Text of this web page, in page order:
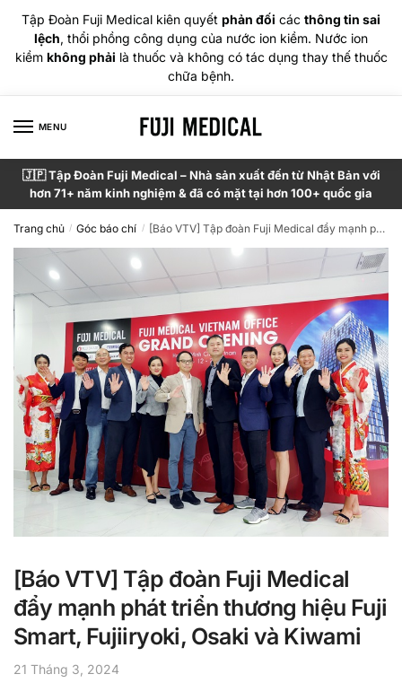
Tập Đoàn Fuji Medical kiên quyết phản đối các thông tin sai
lệch, thổi phồng công dụng của nước ion kiềm. Nước ion
kiềm không phải là thuốc và không có tác dụng thay thế thuốc
chữa bệnh.
MENU
🇯🇵 Tập Đoàn Fuji Medical – Nhà sản xuất đến từ Nhật Bản với
hơn 71+ năm kinh nghiệm & đã có mặt tại hơn 100+ quốc gia
Trang chủ / Góc báo chí / [Báo VTV] Tập đoàn Fuji Medical đẩy mạnh phát triển thương hiệu Fuji Smart, Fujiiryoki, Osaki và Kiwami
[Báo VTV] Tập đoàn Fuji Medical
đẩy mạnh phát triển thương hiệu Fuji
Smart, Fujiiryoki, Osaki và Kiwami
21 Tháng 3, 2024